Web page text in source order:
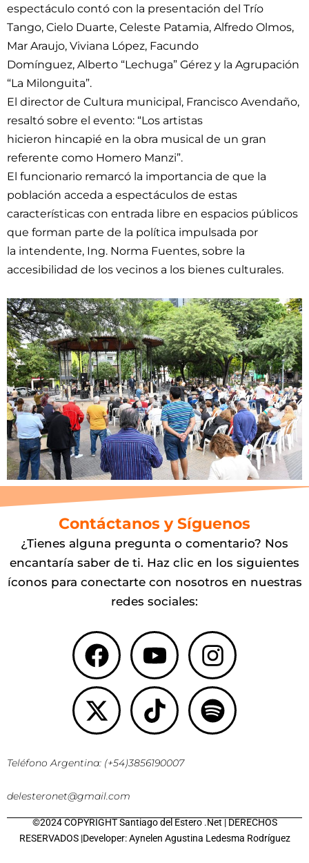
espectáculo contó con la presentación del Trío
Tango, Cielo Duarte, Celeste Patamia, Alfredo Olmos,
Mar Araujo, Viviana López, Facundo
Domínguez, Alberto “Lechuga” Gérez y la Agrupación
“La Milonguita”.
El director de Cultura municipal, Francisco Avendaño,
resaltó sobre el evento: “Los artistas
hicieron hincapié en la obra musical de un gran
referente como Homero Manzi”.
El funcionario remarcó la importancia de que la
población acceda a espectáculos de estas
características con entrada libre en espacios públicos
que forman parte de la política impulsada por
la intendente, Ing. Norma Fuentes, sobre la
accesibilidad de los vecinos a los bienes culturales.
Contáctanos y Síguenos
¿Tienes alguna pregunta o comentario? Nos
encantaría saber de ti. Haz clic en los siguientes
íconos para conectarte con nosotros en nuestras
redes sociales:
Facebook
Youtube
X-
twitter
TiktokSpotify
Teléfono Argentina: (+54)3856190007
delesteronet@gmail.com
©2024 COPYRIGHT Santiago del Estero .Net | DERECHOS
RESERVADOS |Developer: Aynelen Agustina Ledesma Rodríguez